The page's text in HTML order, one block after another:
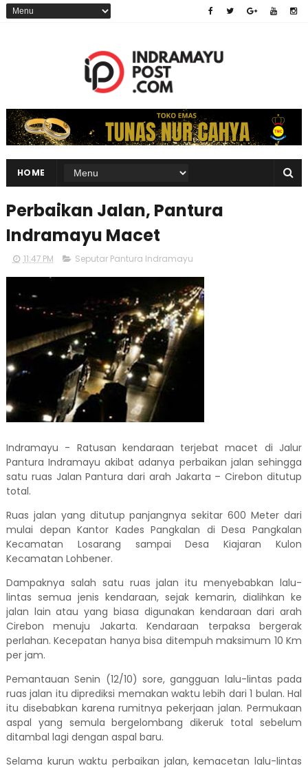
HOME
Perbaikan Jalan, Pantura
Indramayu Macet
11:47 PM Seputar Pantura Indramayu
Indramayu - Ratusan kendaraan terjebat macet di Jalur
Pantura Indramayu akibat adanya perbaikan jalan sehingga
satu ruas Jalan Pantura dari arah Jakarta – Cirebon ditutup
total.
Ruas jalan yang ditutup panjangnya sekitar 600 Meter dari
mulai depan Kantor Kades Pangkalan di Desa Pangkalan
Kecamatan Losarang sampai Desa Kiajaran Kulon
Kecamatan Lohbener.
Dampaknya salah satu ruas jalan itu menyebabkan lalu-
lintas semua jenis kendaraan, sejak kemarin, dialihkan ke
jalan lain atau yang biasa digunakan kendaraan dari arah
Cirebon menuju Jakarta. Kendaraan terpaksa bergerak
perlahan. Kecepatan hanya bisa ditempuh maksimum 10 Km
per jam.
Pemantauan Senin (12/10) sore, gangguan lalu-lintas pada
ruas jalan itu diprediksi memakan waktu lebih dari 1 bulan. Hal
itu disebabkan karena rumitnya pekerjaan jalan. Permukaan
aspal yang semula bergelombang dikeruk total sebelum
ditambal lagi dengan aspal baru.
Selama kurun waktu perbaikan jalan, kemacetan lalu-lintas